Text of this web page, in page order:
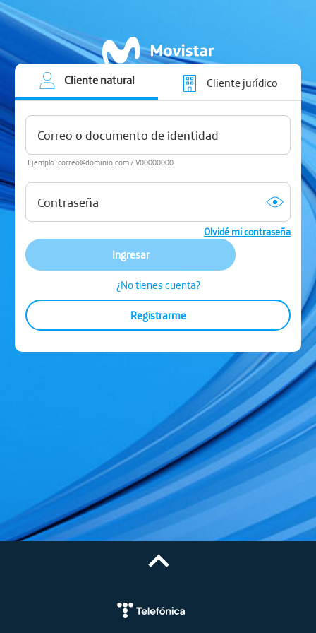
Cliente natural Cliente jurídico
Ejemplo: correo@dominio.com / V00000000
Olvidé mi contraseña
Ingresar
¿No tienes cuenta?
Registrarme